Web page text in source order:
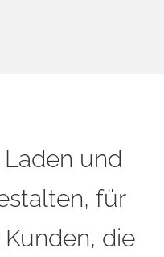
und
für
die